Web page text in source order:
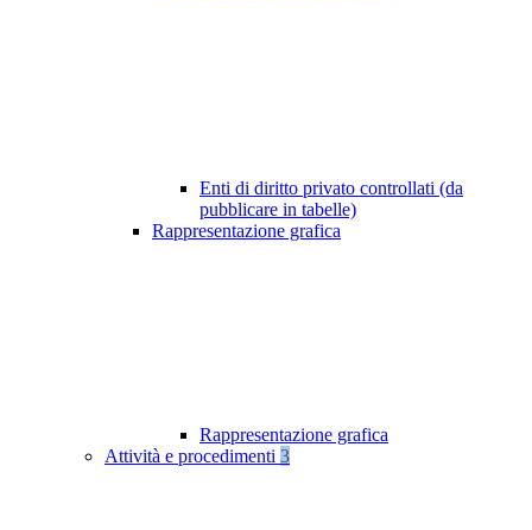
Enti di diritto privato controllati (da
pubblicare in tabelle)
Rappresentazione grafica
Rappresentazione grafica
Attività e procedimenti 3